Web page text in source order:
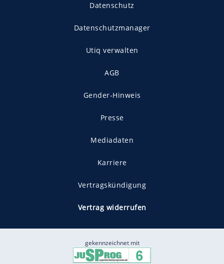
Datenschutz
Datenschutzmanager
Utiq verwalten
AGB
Gender-Hinweis
Presse
Mediadaten
Karriere
Vertragskündigung
Vertrag widerrufen
gekennzeichnet mit